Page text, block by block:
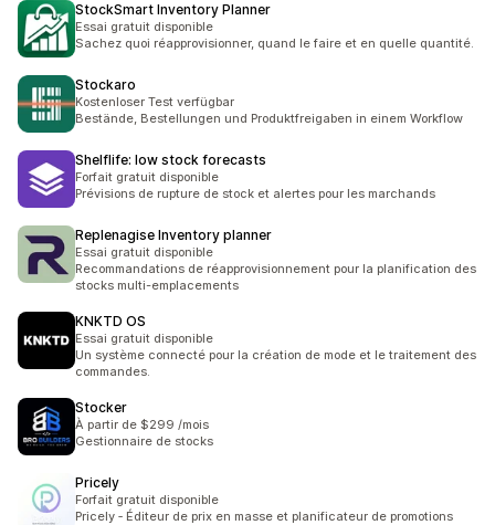
StockSmart Inventory Planner
Essai gratuit disponible
Sachez quoi réapprovisionner, quand le faire et en quelle quantité.
Stockaro
Kostenloser Test verfügbar
Bestände, Bestellungen und Produktfreigaben in einem Workflow
Shelflife: low stock forecasts
Forfait gratuit disponible
Prévisions de rupture de stock et alertes pour les marchands
Replenagise Inventory planner
Essai gratuit disponible
Recommandations de réapprovisionnement pour la planification des
stocks multi-emplacements
KNKTD OS
Essai gratuit disponible
Un système connecté pour la création de mode et le traitement des
commandes.
Stocker
À partir de $299 /mois
Gestionnaire de stocks
Pricely
Forfait gratuit disponible
Pricely ‑ Éditeur de prix en masse et planificateur de promotions